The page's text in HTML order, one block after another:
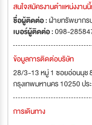
สนใจสมัครงานตำแหน่งงา
ชื่อผู้ติดต่อ :ฝ่ายทรัพยากร
เบอร์ผู้ติดต่อ :098-
ข้อมูลการติดต่อบริษัท
28/3-13 หมู่ 1 ซอยอ่อนนุช
กรุงเทพมหานคร 10250 ปร
การเดินทาง